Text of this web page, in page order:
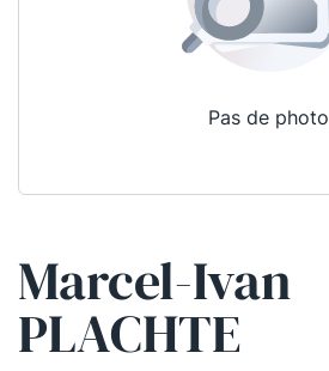
Pas de photo
Marcel-Ivan
PLACHTE
Qui sommes-nous ?
La Conférence